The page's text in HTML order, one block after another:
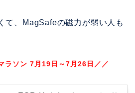
て、MagSafeの磁力が弱い人も
ラソン 7月19日～7月26日／／